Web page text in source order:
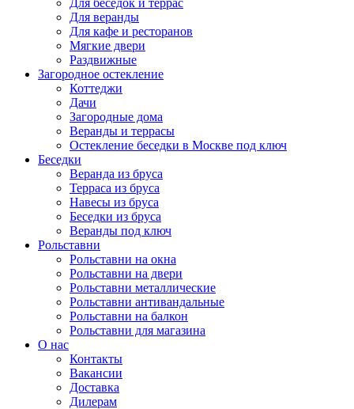
Для беседок и террас
Для веранды
Для кафе и ресторанов
Мягкие двери
Раздвижные
Загородное остекление
Коттеджи
Дачи
Загородные дома
Веранды и террасы
Остекление беседки в Москве под ключ
Беседки
Веранда из бруса
Терраса из бруса
Навесы из бруса
Беседки из бруса
Веранды под ключ
Рольставни
Рольставни на окна
Рольставни на двери
Рольставни металлические
Рольставни антивандальные
Рольставни на балкон
Рольставни для магазина
О нас
Контакты
Вакансии
Доставка
Дилерам